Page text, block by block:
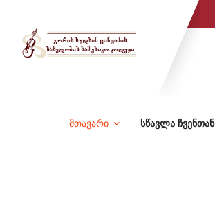
მთავარი სწავლა ჩვენთან